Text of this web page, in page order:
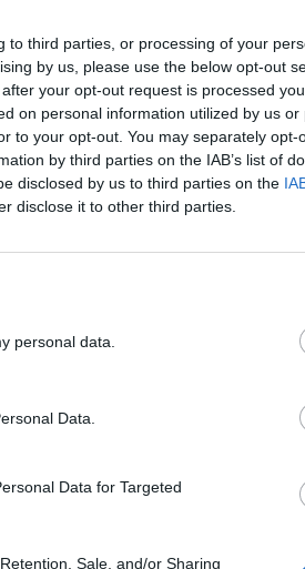
to third parties, or processing of your
by us, please use the below opt-out
your opt-out request is processed
on personal information utilized by us or
to your opt-out. You may separately opt-
by third parties on the IAB’s list of
disclosed by us to third parties on the
disclose it to other third parties.
personal data.
Data.
Data for Targeted
Sale, and/or Sharing
e 14 giugno 2019 – nonché le città
il canvass estivo
doppi anche se la filosofia del
sulle offerte estive che di solito
dei 3Store e dei negozi Wind
e Centro, tra la capitale economica
|MONDO3 SU INSTAGRAM
MONDO3
2019?